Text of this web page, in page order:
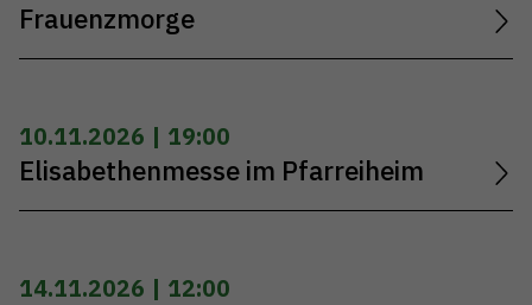
Frauenzmorge
10.11.2026 | 19:00
Elisabethenmesse im Pfarreiheim
14.11.2026 | 12:00